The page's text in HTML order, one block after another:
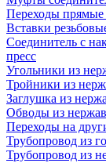
Переходы прямые
Вставки
Соединитель с
пресс
Угольники из
Тройники из
Заглушка из
Обводы из
Переходы на
Трубопровод из
Трубопровод из